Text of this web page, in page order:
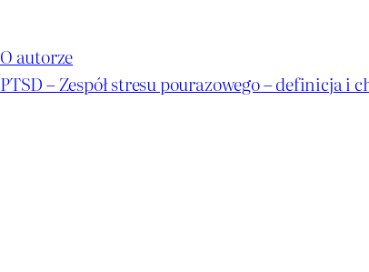
O autorze
PTSD – Zespół stresu pourazowego – definicja i